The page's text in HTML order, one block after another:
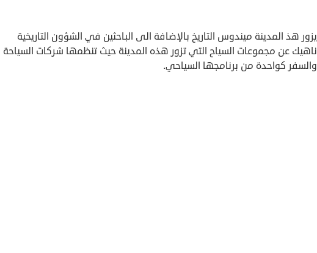
يزور هذ المدينة ميندوس التاريخ بالإضافة الى الباحثين في الشؤون التاريخية
ناهيك عن مجموعات السياح التي تزور هذه المدينة حيث تنظمها شركات السياحة
والسفر كواحدة من برنامجها السياحي.